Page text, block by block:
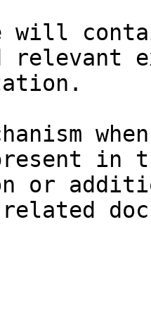
will
relevant
in
or